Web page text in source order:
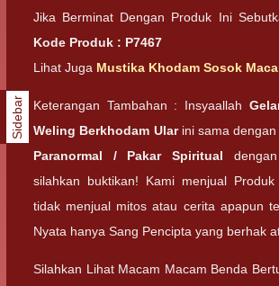
Jika Berminat Dengan Produk Ini
Kode Produk : P7467
Lihat Juga Mustika Khodam Sosok
Keterangan Tambahan : Insyaallah
Weling Berkhodam Ular ini sama
Paranormal / Pakar Spiritual
silahkan buktikan! Kami menjual
tidak menjual mitos atau cerita apapun
Nyata hanya Sang Pencipta yang berhak
Silahkan Lihat Macam Macam Benda
Sidebar